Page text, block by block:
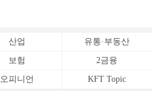
산업 유통·부동산
보험 2금융
오피니언 KFT Topic